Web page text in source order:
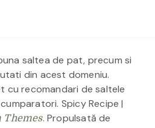
saltea de pat, precum si
din acest domeniu.
cu recomandari de saltele
Spicy Recipe |
Themes. Propulsată de